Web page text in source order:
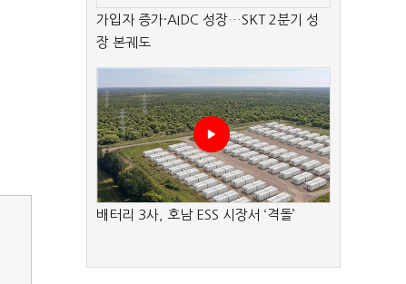
가입자 증가·AIDC 성장…SKT 2분기 성
장 본궤도
배터리 3사, 호남 ESS 시장서 ‘격돌’